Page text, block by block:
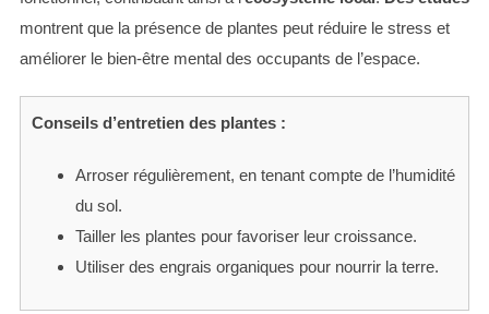
montrent que la présence de plantes peut réduire le stress et
améliorer le bien-être mental des occupants de l’espace.
Conseils d’entretien des plantes :
Arroser régulièrement, en tenant compte de l’humidité
du sol.
Tailler les plantes pour favoriser leur croissance.
Utiliser des engrais organiques pour nourrir la terre.